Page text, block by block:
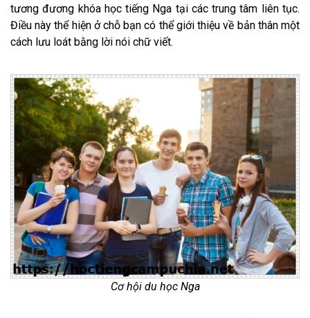
tương đương khóa học tiếng Nga tại các trung tâm liên tục.
Điều này thể hiện ở chỗ bạn có thể giới thiệu về bản thân một
cách lưu loát bằng lời nói chữ viết.
Cơ hội du học Nga